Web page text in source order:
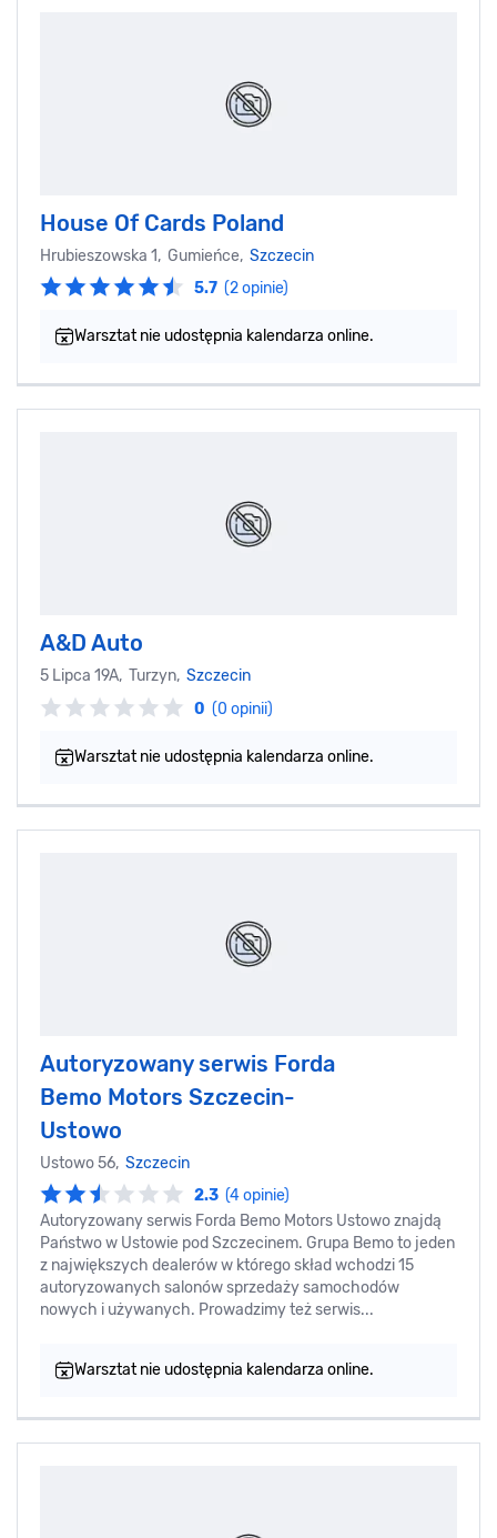
House Of Cards Poland
Hrubieszowska 1, Gumieńce, Szczecin
5.7 (2 opinie)
Warsztat nie udostępnia kalendarza online.
A&D Auto
5 Lipca 19A, Turzyn, Szczecin
0 (0 opinii)
Warsztat nie udostępnia kalendarza online.
Autoryzowany serwis Forda
Bemo Motors Szczecin-
Ustowo
Ustowo 56, Szczecin
2.3 (4 opinie)
Autoryzowany serwis Forda Bemo Motors Ustowo znajdą
Państwo w Ustowie pod Szczecinem. Grupa Bemo to jeden
z największych dealerów w którego skład wchodzi 15
autoryzowanych salonów sprzedaży samochodów
nowych i używanych. Prowadzimy też serwis...
Warsztat nie udostępnia kalendarza online.